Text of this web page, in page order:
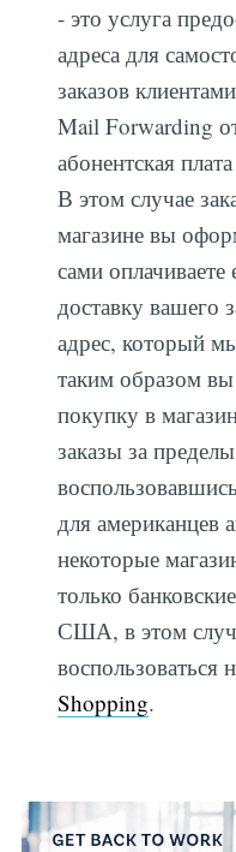
- это услуга
адреса для
заказов
Mail Forwarding
абонентская
В этом случае
магазине вы
сами
доставку вашего
адрес, который
таким образом
покупку в
заказы за
для американцев
некоторые
только
США, в этом
Shopping.